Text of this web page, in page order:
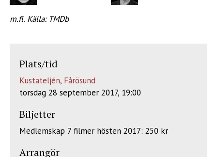
m.fl. Källa: TMDb
Plats/tid
Kustateljén, Fårösund
torsdag 28 september 2017, 19:00
Biljetter
Medlemskap 7 filmer hösten 2017: 250 kr
Arrangör